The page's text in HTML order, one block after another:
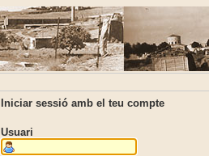
Iniciar sessió amb el teu compte
Usuari